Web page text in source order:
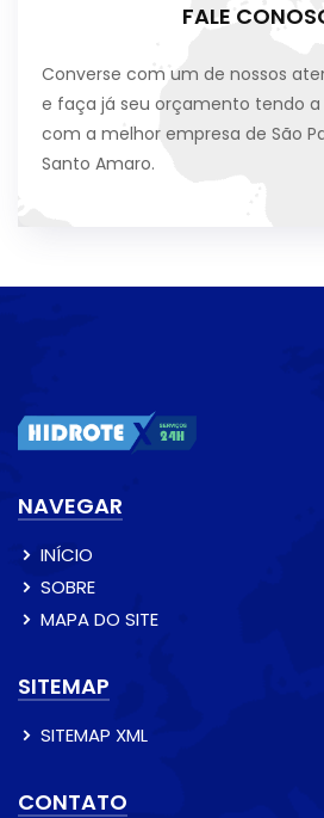
FALE
Converse com um de nossos
e faça já seu orçamento tendo
com a melhor empresa de São
Santo Amaro.
NAVEGAR
INÍCIO
SOBRE
MAPA DO SITE
SITEMAP
SITEMAP XML
CONTATO